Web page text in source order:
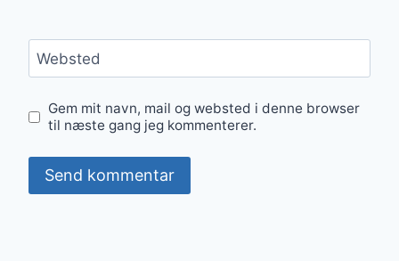
Websted
Gem mit navn, mail og websted i denne browser
til næste gang jeg kommenterer.